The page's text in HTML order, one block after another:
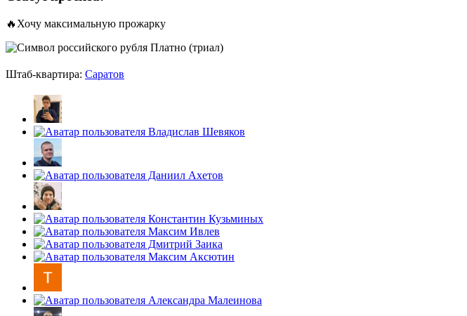
🔥Хочу максимальную прожарку
Платно (триал)
Штаб-квартира: Саратов